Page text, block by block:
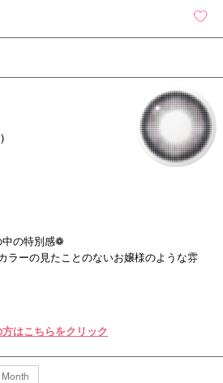
中の特別感❁
ラーの見たことのないお嬢様のような雰
はこちらをクリック
Month